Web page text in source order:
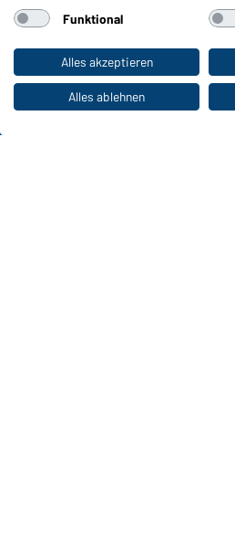
Zum Privatkunden-
WORKWEAR
Die ideale Wahl für
entdecken!
Funktional
Alles akzeptieren
Alles ablehnen